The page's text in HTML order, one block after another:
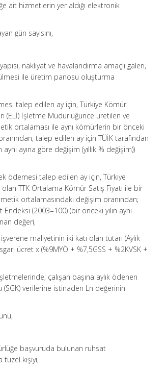
ait hizmetlerin yer aldığı elektronik
gün sayısını,
nakliyat ve havalandırma amaçlı galeri,
ile üretim panosu oluşturma
talep edilen ay için, Türkiye Kömür
(ELİ) İşletme Müdürlüğünce üretilen ve
ortalaması ile aynı kömürlerin bir önceki
talep edilen ay için TÜİK tarafından
ayına göre değişim (yıllık % değişim))
ödemesi talep edilen ay için, Türkiye
TTK Ortalama Kömür Satış Fiyatı ile bir
ortalamasındaki değişim oranından;
(2003=100) (bir önceki yılın aynı
değeri,
maliyetinin iki katı olan tutarı (Aylık
ücret x (%9MYÖ + %7,5GSS + %2KVSK +
çalışan başına aylık ödenen
(SGK) verilerine istinaden Ln değerinin
başvuruda bulunan ruhsat
tüzel kişiyi,